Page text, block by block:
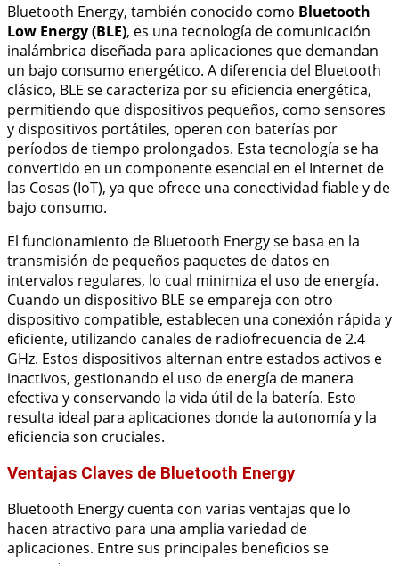
Bluetooth Energy, también conocido como Bluetooth
Low Energy (BLE), es una tecnología de comunicación
inalámbrica diseñada para aplicaciones que demandan
un bajo consumo energético. A diferencia del Bluetooth
clásico, BLE se caracteriza por su eficiencia energética,
permitiendo que dispositivos pequeños, como sensores
y dispositivos portátiles, operen con baterías por
períodos de tiempo prolongados. Esta tecnología se ha
convertido en un componente esencial en el Internet de
las Cosas (IoT), ya que ofrece una conectividad fiable y de
bajo consumo.
El funcionamiento de Bluetooth Energy se basa en la
transmisión de pequeños paquetes de datos en
intervalos regulares, lo cual minimiza el uso de energía.
Cuando un dispositivo BLE se empareja con otro
dispositivo compatible, establecen una conexión rápida y
eficiente, utilizando canales de radiofrecuencia de 2.4
GHz. Estos dispositivos alternan entre estados activos e
inactivos, gestionando el uso de energía de manera
efectiva y conservando la vida útil de la batería. Esto
resulta ideal para aplicaciones donde la autonomía y la
eficiencia son cruciales.
Ventajas Claves de Bluetooth Energy
Bluetooth Energy cuenta con varias ventajas que lo
hacen atractivo para una amplia variedad de
aplicaciones. Entre sus principales beneficios se